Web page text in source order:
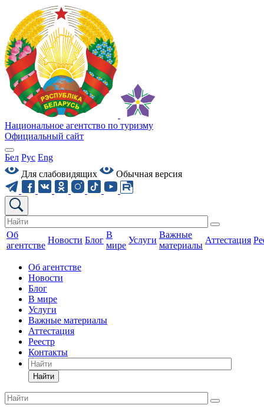
Национальное агентство по туризму
Официальный сайт
Бел Рус Eng
Для слабовидящих
Обычная версия
Об
агентстве
Новости Блог
В
мире
Услуги
Важные
материалы
Аттестация
Об агентстве
Новости
Блог
В мире
Услуги
Важные материалы
Аттестация
Реестр
Контакты
Найти